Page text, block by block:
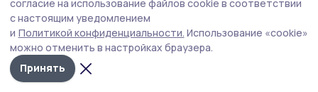
Общественного совета. Благодаря им ребята
не только получили всю необходимую
информацию, но и приобрели ценный
практический опыт, — отметил губернатор.
согласие на использование файлов cookie в соответствии
с настоящим уведомлением
и Политикой конфиденциальности. Использование «cookie»
можно отменить в настройках браузера.
Принять